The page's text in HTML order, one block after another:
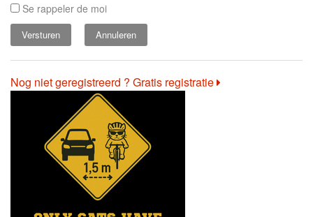
Se rappeler de moi
Annuleren
Nog niet geregistreerd ? Gratis registratie